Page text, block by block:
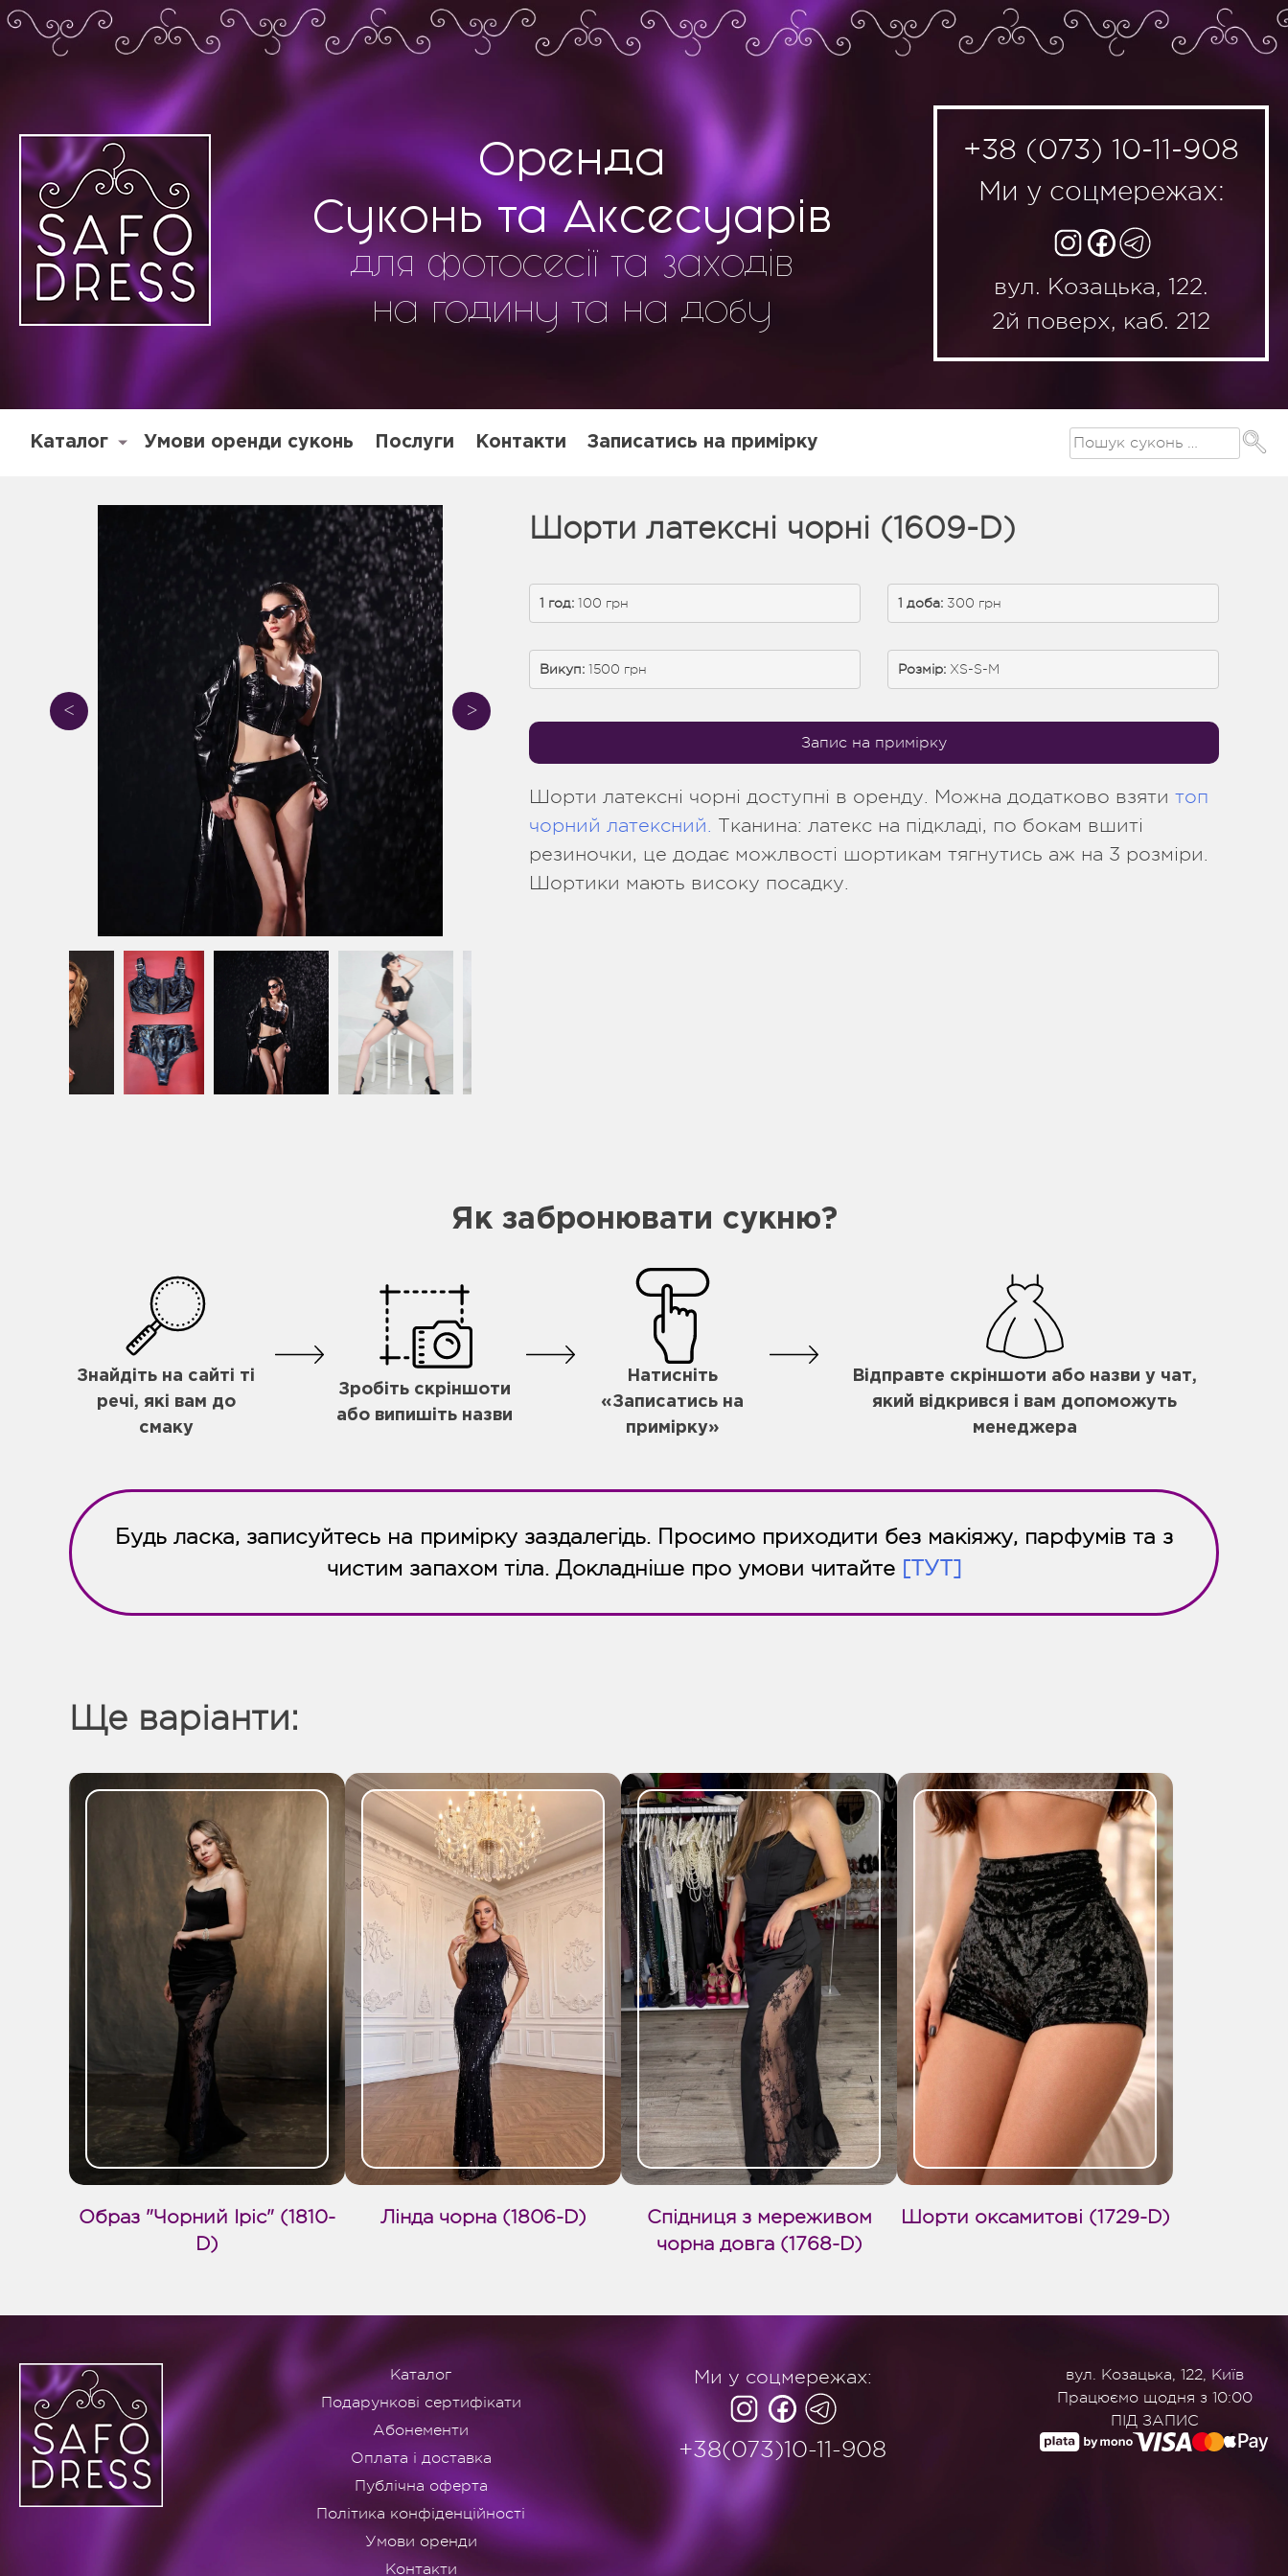
Оренда
Суконь та Аксесуарів
для фотосесії та заходів
на годину та на добу
+38 (073) 10-11-908
Ми у соцмережах:
вул. Козацька, 122.
2й поверх, каб. 212
Каталог Умови оренди суконь Послуги Контакти Записатись на примірку
Шорти латексні чорні (1609-D)
1 год: 100 грн 1 доба: 300 грн
Викуп: 1500 грн Розмір: XS-S-M
Запис на примірку
Шорти латексні чорні доступні в оренду. Можна додатково взяти топ
чорний латексний. Тканина: латекс на підкладі, по бокам вшиті
резиночки, це додає можлвості шортикам тягнутись аж на 3 розміри.
Шортики мають високу посадку.
Як забронювати сукню?
Знайдіть на сайті ті
речі, які вам до
смаку
Зробіть скріншоти
або випишіть назви
Натисніть
«Записатись на
примірку»
Відправте скріншоти або назви у чат,
який відкрився і вам допоможуть
менеджера
Будь ласка, записуйтесь на примірку заздалегідь. Просимо приходити без макіяжу, парфумів та з
чистим запахом тіла. Докладніше про умови читайте [ТУТ]
Ще варіанти:
Образ "Чорний Іріс" (1810-
D)
Лінда чорна (1806-D)
Спідниця з мереживом
чорна довга (1768-D)
Шорти оксамитові (1729-D)
Каталог
Подарункові сертифікати
Абонементи
Оплата і доставка
Публічна оферта
Політика конфіденційності
Умови оренди
Контакти
Ми у соцмережах:
+38(073)10-11-908
вул. Козацька, 122, Київ
Працюємо щодня з 10:00
ПІД ЗАПИС